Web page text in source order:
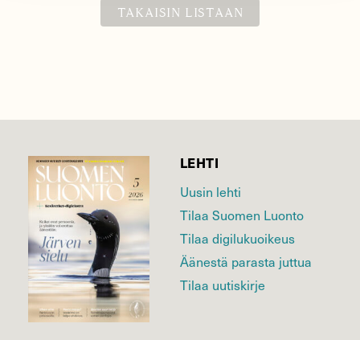
TAKAISIN LISTAAN
LEHTI
Uusin lehti
Tilaa Suomen Luonto
Tilaa digilukuoikeus
Äänestä parasta juttua
Tilaa uutiskirje